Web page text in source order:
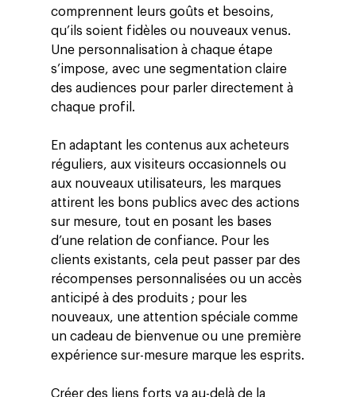
comprennent leurs goûts et besoins,
qu’ils soient fidèles ou nouveaux venus.
Une personnalisation à chaque étape
s’impose, avec une segmentation claire
des audiences pour parler directement à
chaque profil.
En adaptant les contenus aux acheteurs
réguliers, aux visiteurs occasionnels ou
aux nouveaux utilisateurs, les marques
attirent les bons publics avec des actions
sur mesure, tout en posant les bases
d’une relation de confiance. Pour les
clients existants, cela peut passer par des
récompenses personnalisées ou un accès
anticipé à des produits ; pour les
nouveaux, une attention spéciale comme
un cadeau de bienvenue ou une première
expérience sur-mesure marque les esprits.
Créer des liens forts va au-delà de la